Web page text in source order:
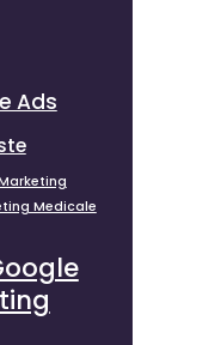
Ads
Medicale